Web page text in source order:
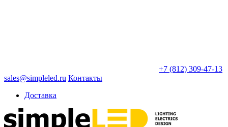
+7 (812) 309-47-13
sales@simpleled.ru Контакты
Доставка